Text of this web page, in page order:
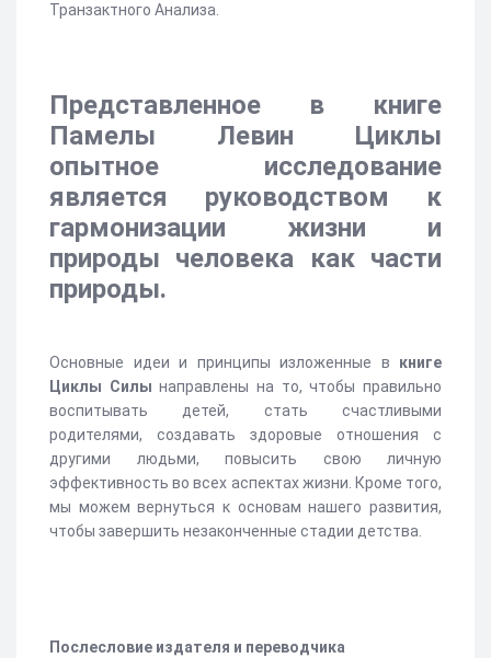
Транзактного Анализа.
Представленное в книге
Памелы Левин Циклы
опытное исследование
является руководством к
гармонизации жизни и
природы человека как части
природы.
Основные идеи и принципы изложенные в книге
Циклы Силы направлены на то, чтобы правильно
воспитывать детей, стать счастливыми
родителями, создавать здоровые отношения с
другими людьми, повысить свою личную
эффективность во всех аспектах жизни. Кроме того,
мы можем вернуться к основам нашего развития,
чтобы завершить незаконченные стадии детства.
Послесловие издателя и переводчика